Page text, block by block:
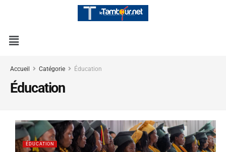
Accueil Catégorie Éducation
Éducation
ÉDUCATION